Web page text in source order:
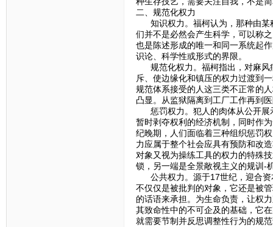
二、规范化权力
知识权力。福柯认为，那种由某
们并不是必然会产生科学，可以称
也是陈述形成的唯一和同一系统起
识论、科学性或形式的界限。
规范化权力。福柯指出，对麻风
斥、使边缘化和镇压的权力过渡到
规范体系接受的人这三类不正常的
凸显。从监狱隔离到工厂工作再到
惩罚权力。犯人的肉体从公开展
暂时剥夺权利的经济机制，同时作
纪晚期，人们面临着三种组织惩罚
力应属于整个社会应具有预防和改
对象又视为操练工具的权力的特殊
锁，另一端是全景敞视主义的规训-
公共权力。源于17世纪，迎合资
不仅仅是被批判的对象，它还是被
的话语来承担。为生命负责，让权
其致命性中的不可企及的基础，它
就需要节制并反思调整性行为的规